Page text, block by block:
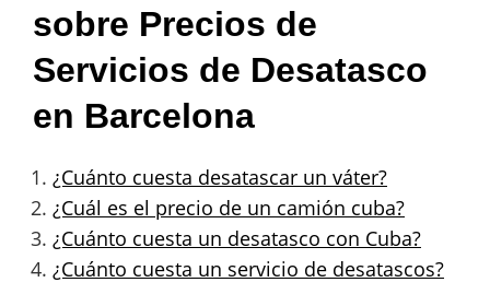
sobre Precios de
Servicios de Desatasco
en Barcelona
¿Cuánto cuesta desatascar un váter?
¿Cuál es el precio de un camión cuba?
¿Cuánto cuesta un desatasco con Cuba?
¿Cuánto cuesta un servicio de desatascos?